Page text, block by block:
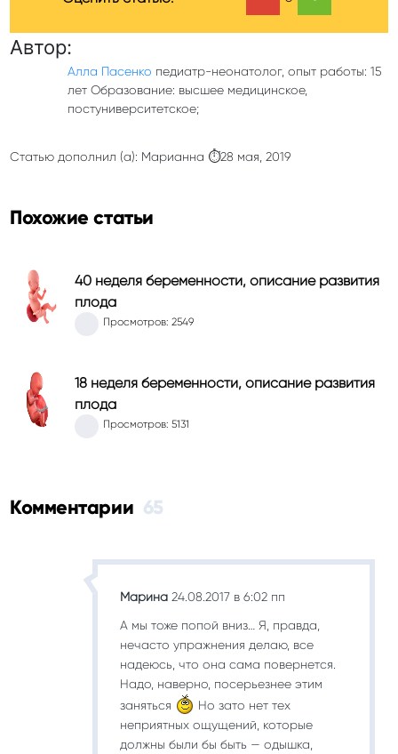
Автор:
Алла Пасенко педиатр-неонатолог, опыт работы: 15
лет Образование: высшее медицинское,
постуниверситетское;
Статью дополнил (а): Марианна ⏱28 мая, 2019
Похожие статьи
40 неделя беременности, описание развития
плода
Просмотров: 2549
18 неделя беременности, описание развития
плода
Просмотров: 5131
Комментарии 65
Марина 24.08.2017 в 6:02 пп
А мы тоже попой вниз… Я, правда,
нечасто упражнения делаю, все
надеюсь, что она сама повернется.
Надо, наверно, посерьезнее этим
заняться
Но зато нет тех
неприятных ощущений, которые
должны были бы быть — одышка,